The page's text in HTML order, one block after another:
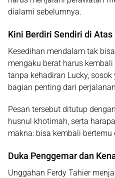
dialami sebelumnya.
Kini Berdiri Sendiri di Atas
Kesedihan mendalam tak
mengaku berat harus
tanpa kehadiran Lucky,
bagian penting dari
Pesan tersebut ditutup
husnul khotimah, serta
makna: bisa kembali
Duka Penggemar dan
Unggahan Ferdy Tahier